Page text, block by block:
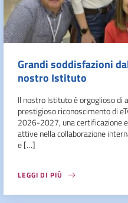
Grandi soddisfazioni
nostro Istituto
Il nostro Istituto è orgoglioso di
prestigioso riconoscimento di
2026-2027, una certificazione
attive nella collaborazione
e […]
LEGGI DI PIÙ